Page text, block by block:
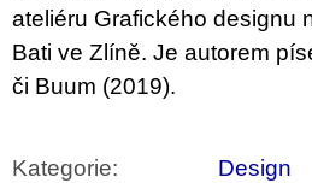
ateliéru Grafického designu
Bati ve Zlíně. Je autorem
či Buum (2019).
Kategorie:
Design